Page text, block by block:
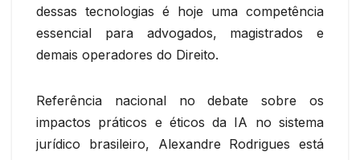
dessas tecnologias é hoje uma competência
essencial para advogados, magistrados e
demais operadores do Direito.
Referência nacional no debate sobre os
impactos práticos e éticos da IA no sistema
jurídico brasileiro, Alexandre Rodrigues está